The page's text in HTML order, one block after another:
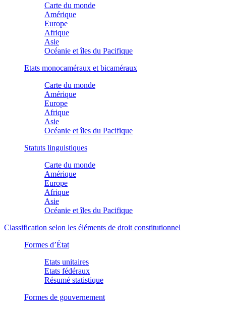
Carte du monde
Amérique
Europe
Afrique
Asie
Océanie et îles du Pacifique
Etats monocaméraux et bicaméraux
Carte du monde
Amérique
Europe
Afrique
Asie
Océanie et îles du Pacifique
Statuts linguistiques
Carte du monde
Amérique
Europe
Afrique
Asie
Océanie et îles du Pacifique
Classification selon les éléments de droit constitutionnel
Formes d’État
Etats unitaires
Etats fédéraux
Résumé statistique
Formes de gouvernement